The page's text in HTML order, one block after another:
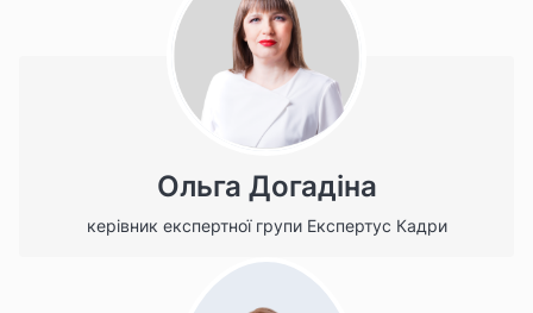
Ольга Догадіна
керівник експертної групи Експертус Кадри